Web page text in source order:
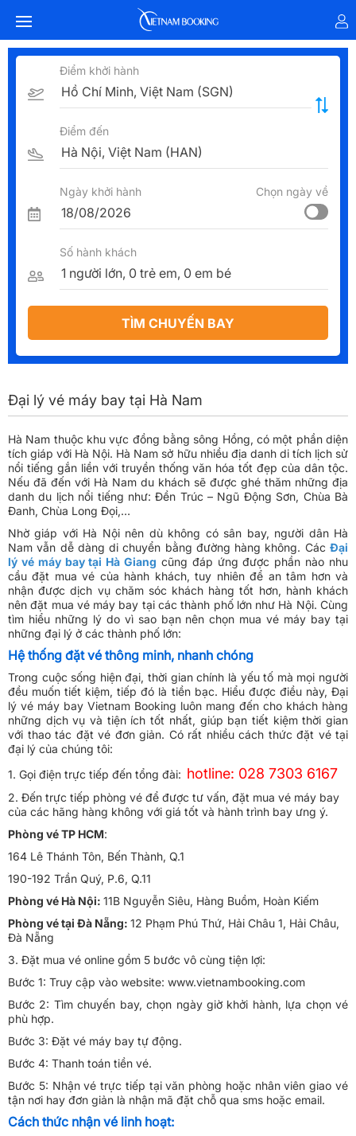
Điểm khởi hành
Điểm đến
Ngày khởi hành Chọn ngày về
Số hành khách
TÌM CHUYẾN BAY
Đại lý vé máy bay tại Hà Nam
Hà Nam thuộc khu vực đồng bằng sông Hồng, có một phần diện
tích giáp với Hà Nội. Hà Nam sở hữu nhiều địa danh di tích lịch sử
nổi tiếng gắn liền với truyền thống văn hóa tốt đẹp của dân tộc.
Nếu đã đến với Hà Nam du khách sẽ được ghé thăm những địa
danh du lịch nổi tiếng như: Đền Trúc – Ngũ Động Sơn, Chùa Bà
Đanh, Chùa Long Đọi,…
Nhờ giáp với Hà Nội nên dù không có sân bay, người dân Hà
Nam vẫn dễ dàng di chuyển bằng đường hàng không. Các Đại
lý vé máy bay tại Hà Giang cũng đáp ứng được phần nào nhu
cầu đặt mua vé của hành khách, tuy nhiên để an tâm hơn và
nhận được dịch vụ chăm sóc khách hàng tốt hơn, hành khách
nên đặt mua vé máy bay tại các thành phố lớn như Hà Nội. Cùng
tìm hiểu những lý do vì sao bạn nên chọn mua vé máy bay tại
những đại lý ở các thành phố lớn:
Hệ thống đặt vé thông minh, nhanh chóng
Trong cuộc sống hiện đại, thời gian chính là yếu tố mà mọi người
đều muốn tiết kiệm, tiếp đó là tiền bạc. Hiểu được điều này, Đại
lý vé máy bay Vietnam Booking luôn mang đến cho khách hàng
những dịch vụ và tiện ích tốt nhất, giúp bạn tiết kiệm thời gian
với thao tác đặt vé đơn giản. Có rất nhiều cách thức đặt vé tại
đại lý của chúng tôi:
1. Gọi điện trực tiếp đến tổng đài: hotline: 028 7303 6167
2. Đến trực tiếp phòng vé để được tư vấn, đặt mua vé máy bay
của các hãng hàng không với giá tốt và hành trình bay ưng ý.
Phòng vé TP HCM:
164 Lê Thánh Tôn, Bến Thành, Q.1
190-192 Trần Quý, P.6, Q.11
Phòng vé Hà Nội: 11B Nguyễn Siêu, Hàng Buồm, Hoàn Kiếm
Phòng vé tại Đà Nẵng: 12 Phạm Phú Thứ, Hải Châu 1, Hải Châu,
Đà Nẵng
3. Đặt mua vé online gồm 5 bước vô cùng tiện lợi:
Bước 1: Truy cập vào website: www.vietnambooking.com
Bước 2: Tìm chuyến bay, chọn ngày giờ khởi hành, lựa chọn vé
phù hợp.
Bước 3: Đặt vé máy bay tự động.
Bước 4: Thanh toán tiền vé.
Bước 5: Nhận vé trực tiếp tại văn phòng hoặc nhân viên giao vé
tận nơi hay đơn giản là nhận mã đặt chỗ qua sms hoặc email.
Cách thức nhận vé linh hoạt: